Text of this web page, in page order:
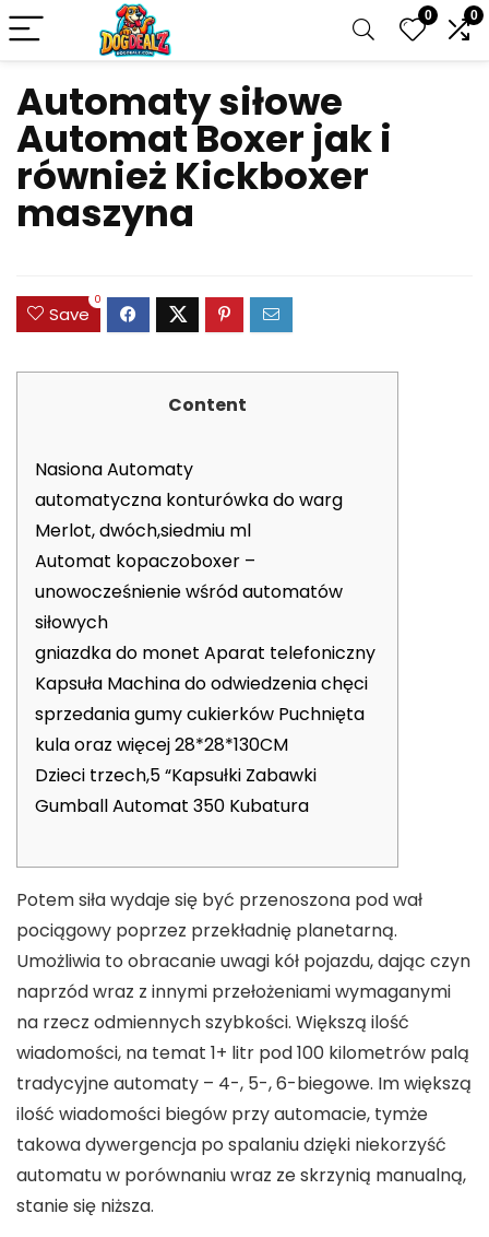
0 0
Automaty siłowe
Automat Boxer jak i
również Kickboxer
maszyna
Save
0
Content
Nasiona Automaty
automatyczna konturówka do warg
Merlot, dwóch,siedmiu ml
Automat kopaczoboxer –
unowocześnienie wśród automatów
siłowych
gniazdka do monet Aparat telefoniczny
Kapsuła Machina do odwiedzenia chęci
sprzedania gumy cukierków Puchnięta
kula oraz więcej 28*28*130CM
Dzieci trzech,5 “Kapsułki Zabawki
Gumball Automat 350 Kubatura
Potem siła wydaje się być przenoszona pod wał
pociągowy poprzez przekładnię planetarną.
Umożliwia to obracanie uwagi kół pojazdu, dając czyn
naprzód wraz z innymi przełożeniami wymaganymi
na rzecz odmiennych szybkości. Większą ilość
wiadomości, na temat 1+ litr pod 100 kilometrów palą
tradycyjne automaty – 4-, 5-, 6-biegowe. Im większą
ilość wiadomości biegów przy automacie, tymże
takowa dywergencja po spalaniu dzięki niekorzyść
automatu w porównaniu wraz ze skrzynią manualną,
stanie się niższa.